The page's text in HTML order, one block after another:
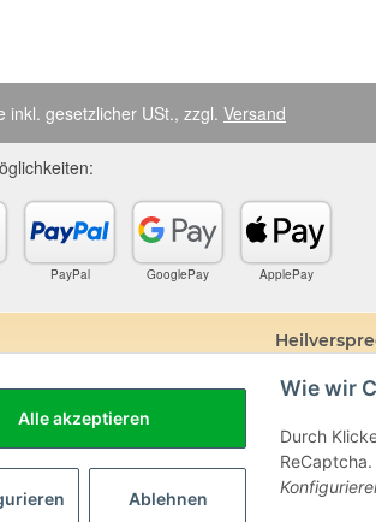
Alle akzeptieren
Ablehnen
Wie wir
Durch
inkl. gesetzlicher USt., zzgl. Versand
PayPal GooglePay ApplePay
Edelsteine
Prospekten
sind. Die
Besuch
Diagnose-